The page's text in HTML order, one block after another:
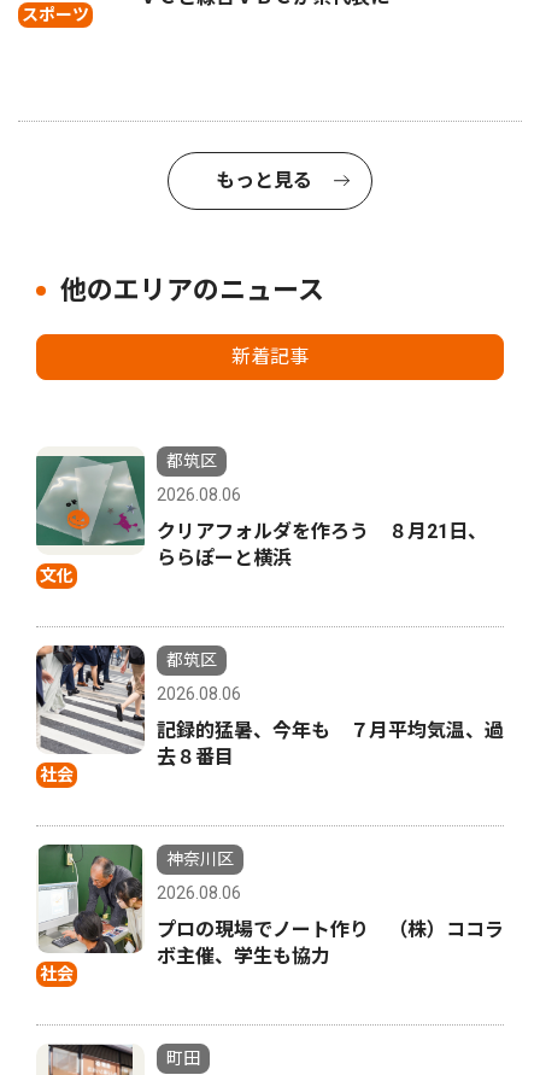
スポーツ
もっと見る
他のエリアのニュース
新着記事
文化
都筑区
2026.08.06
クリアフォルダを作ろう ８月21日、
ららぽーと横浜
社会
都筑区
2026.08.06
記録的猛暑、今年も ７月平均気温、過
去８番目
社会
神奈川区
2026.08.06
プロの現場でノート作り （株）ココラ
ボ主催、学生も協力
町田